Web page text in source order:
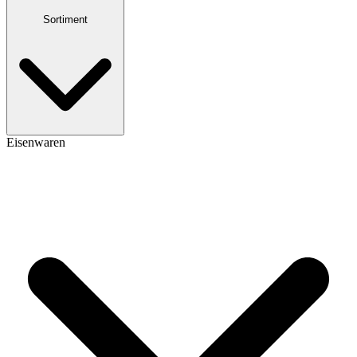
Sortiment
Eisenwaren